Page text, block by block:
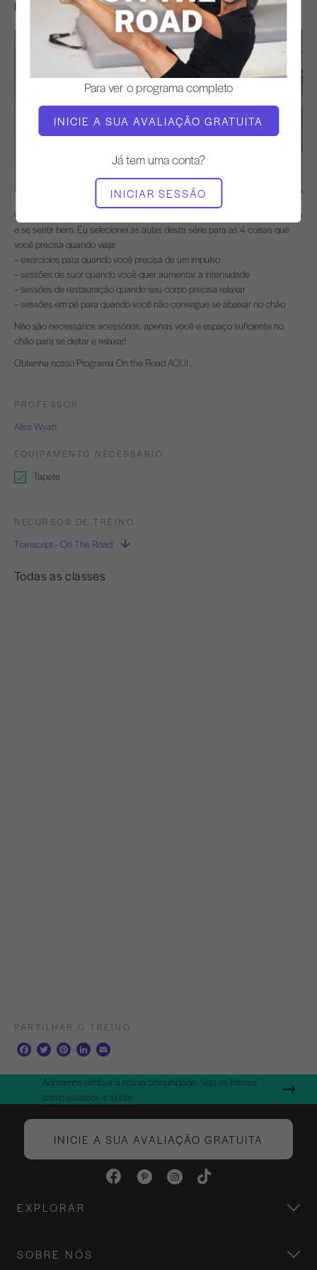
Na estrada INTRO
Para ver o programa completo
INICIE A SUA AVALIAÇÃO GRATUITA
Já tem uma conta?
INICIAR SESSÃO
Quando você estiver viajando, Pilates é o melhor treino para ficar em forma
e se sentir bem. Eu selecionei as aulas desta série para as 4 coisas que
você precisa quando viaja:
– exercícios para quando você precisa de um impulso
– sessões de suor quando você quer aumentar a intensidade
– sessões de restauração quando seu corpo precisa relaxar
– sessões em pé para quando você não consegue se abaixar no chão
Não são necessários acessórios, apenas você e espaço suficiente no
chão para se deitar e relaxar!
Obtenha nosso Programa On the RoadAQUI .
PROFESSOR
Alisa Wyatt
EQUIPAMENTO NECESSÁRIO
Tapete
RECURSOS DE TREINO
Transcript - On The Road
Todas as classes
PARTILHAR O TREINO
F
c
b
o
T
i
t
t
e
r
P
n
t
e
r
e
t
L
n
k
e
d
a
i
l
Adoramos retribuir à nossa comunidade. Veja as formas
como estamos a ajudar.
INICIE A SUA AVALIAÇÃO GRATUITA
EXPLORAR
SOBRE NÓS